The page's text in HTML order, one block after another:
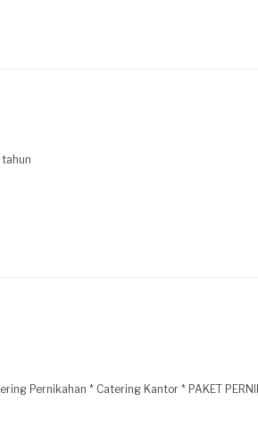
jasa: * Rias Pengantin di Gedung / Rumah * Rias Wisuda * Catering Pernikahan * Catering